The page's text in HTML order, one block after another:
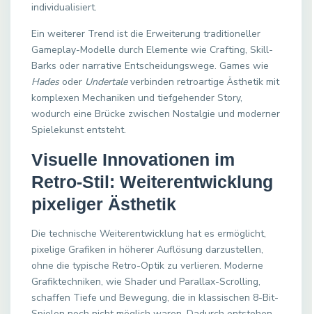
individualisiert.
Ein weiterer Trend ist die Erweiterung traditioneller
Gameplay-Modelle durch Elemente wie Crafting, Skill-
Barks oder narrative Entscheidungswege. Games wie
Hades oder Undertaleverbinden retroartige Ästhetik mit
komplexen Mechaniken und tiefgehender Story,
wodurch eine Brücke zwischen Nostalgie und moderner
Spielekunst entsteht.
Visuelle Innovationen im
Retro-Stil: Weiterentwicklung
pixeliger Ästhetik
Die technische Weiterentwicklung hat es ermöglicht,
pixelige Grafiken in höherer Auflösung darzustellen,
ohne die typische Retro-Optik zu verlieren. Moderne
Grafiktechniken, wie Shader und Parallax-Scrolling,
schaffen Tiefe und Bewegung, die in klassischen 8-Bit-